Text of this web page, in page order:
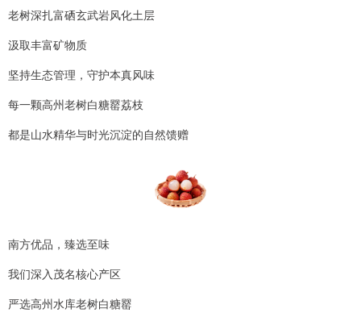
老树深扎富硒玄武岩风化土层
汲取丰富矿物质
坚持生态管理，守护本真风味
每一颗高州老树白糖罂荔枝
都是山水精华与时光沉淀的自然馈赠
南方优品，臻选至味
我们深入茂名核心产区
严选高州水库老树白糖罂